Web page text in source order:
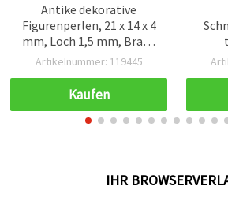
Antike dekorative
Figurenperlen, 21 x 14 x 4
mm, Loch 1,5 mm, Braun
– 50 g (~75 Stk.)
Artikelnummer: 119445
Kaufen
IHR